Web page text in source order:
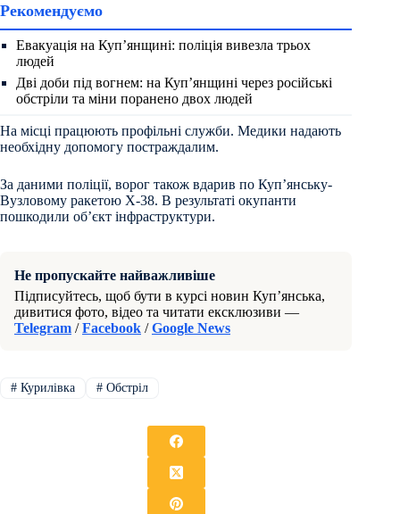
Рекомендуємо
Евакуація на Куп’янщині: поліція вивезла трьох
людей
Дві доби під вогнем: на Куп’янщині через російські
обстріли та міни поранено двох людей
На місці працюють профільні служби. Медики надають
необхідну допомогу постраждалим.
За даними поліції, ворог також вдарив по Купʼянську-
Вузловому ракетою Х-38. В результаті окупанти
пошкодили обʼєкт інфраструктури.
Не пропускайте найважливіше
Підписуйтесь, щоб бути в курсі новин Куп’янська,
дивитися фото, відео та читати ексклюзиви —
Telegram /Facebook /Google News
#Курилівка #Обстріл